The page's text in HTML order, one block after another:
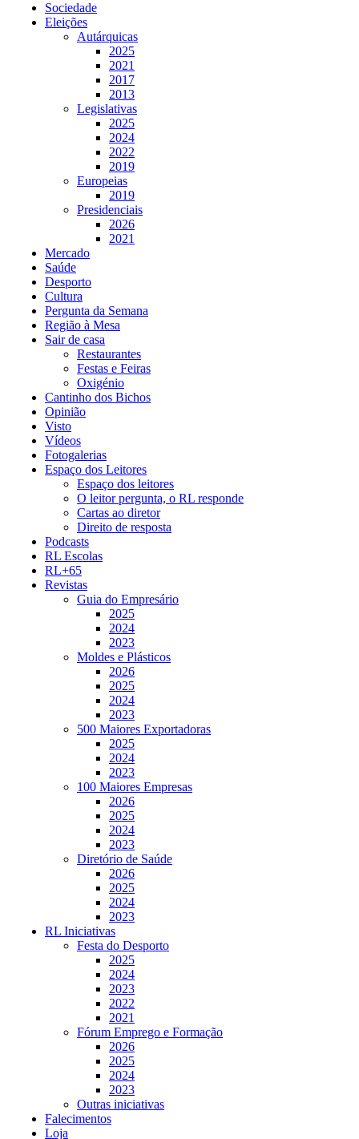
Sociedade
Eleições
Autárquicas
2025
2021
2017
2013
Legislativas
2025
2024
2022
2019
Europeias
2019
Presidenciais
2026
2021
Mercado
Saúde
Desporto
Cultura
Pergunta da Semana
Região à Mesa
Sair de casa
Restaurantes
Festas e Feiras
Oxigénio
Cantinho dos Bichos
Opinião
Visto
Vídeos
Fotogalerias
Espaço dos Leitores
Espaço dos leitores
O leitor pergunta, o RL responde
Cartas ao diretor
Direito de resposta
Podcasts
RL Escolas
RL+65
Revistas
Guia do Empresário
2025
2024
2023
Moldes e Plásticos
2026
2025
2024
2023
500 Maiores Exportadoras
2025
2024
2023
100 Maiores Empresas
2026
2025
2024
2023
Diretório de Saúde
2026
2025
2024
2023
RL Iniciativas
Festa do Desporto
2025
2024
2023
2022
2021
Fórum Emprego e Formação
2026
2025
2024
2023
Outras iniciativas
Falecimentos
Loja